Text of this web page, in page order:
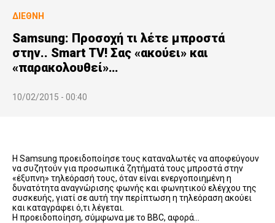
ΔΙΕΘΝΉ
Samsung: Προσοχή τι λέτε μπροστά
στην.. Smart TV! Σας «ακούει» και
«παρακολουθεί»…
10/02/2015 - 00:40
Η Samsung προειδοποίησε τους καταναλωτές να αποφεύγουν
να συζητούν για προσωπικά ζητήματά τους μπροστά στην
«έξυπνη» τηλεόρασή τους, όταν είναι ενεργοποιημένη η
δυνατότητα αναγνώρισης φωνής και φωνητικού ελέγχου της
συσκευής, γιατί σε αυτή την περίπτωση η τηλεόραση ακούει
και καταγράφει ό,τι λέγεται.
Η προειδοποίηση, σύμφωνα με το BBC, αφορά…